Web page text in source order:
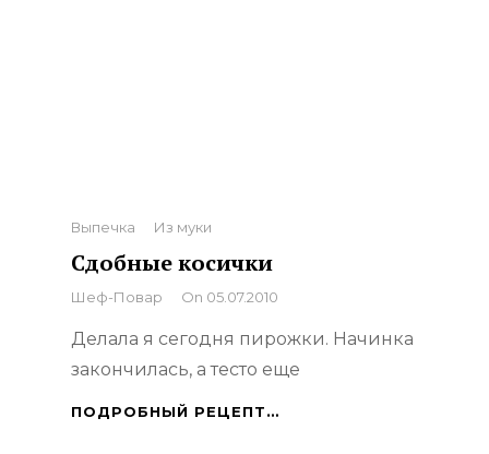
Categories
Выпечка Из муки
Сдобные косички
By
Шеф-Повар On 05.07.2010
Делала я сегодня пирожки. Начинка
закончилась, а тесто еще
ПОДРОБНЫЙ РЕЦЕПТ…